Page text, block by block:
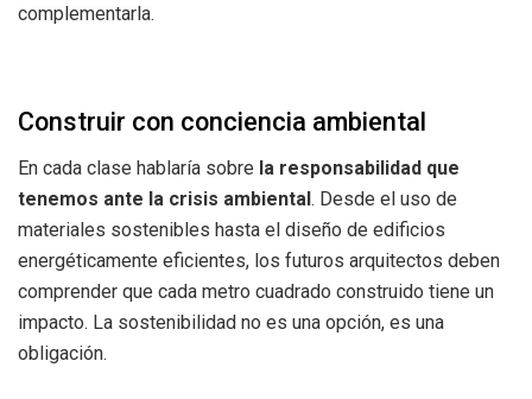
complementarla.
Construir con conciencia ambiental
En cada clase hablaría sobre la responsabilidad que
tenemos ante la crisis ambiental. Desde el uso de
materiales sostenibles hasta el diseño de edificios
energéticamente eficientes, los futuros arquitectos deben
comprender que cada metro cuadrado construido tiene un
impacto. La sostenibilidad no es una opción, es una
obligación.